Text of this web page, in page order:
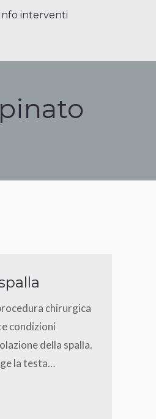
interventi
chirurgica
condizioni
della spalla.
la testa…
interventi